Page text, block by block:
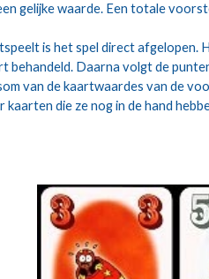
gelijke waarde. Een totale
is het spel direct afgelopen.
behandeld. Daarna volgt de
van de kaartwaardes van de
die ze nog in de hand